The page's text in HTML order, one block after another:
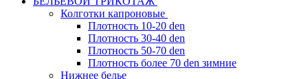
Колготки капроновые
Плотность 10-20 den
Плотность 30-40 den
Плотность 50-70 den
Плотность более 70 den зимние
Нижнее белье